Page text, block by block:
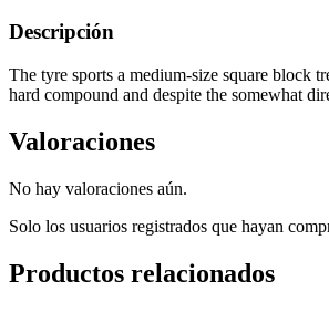
Llantas
cantidad
Descripción
The tyre sports a medium-size square block
hard compound and despite the somewhat
Valoraciones
No hay valoraciones aún.
Solo los usuarios registrados que hayan
Productos relacionados